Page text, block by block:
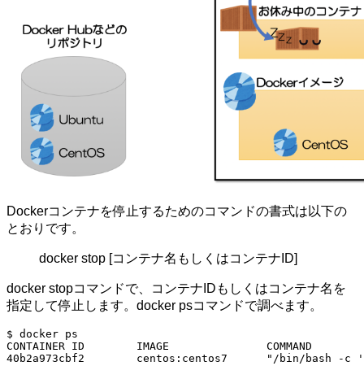
Dockerコンテナを停止するためのコマンドの書式は以下の
とおりです。
docker stop [コンテナ名もしくはコンテナID]
docker stopコマンドで、コンテナIDもしくはコンテナ名を
指定して停止します。docker psコマンドで調べます。
$ docker ps
CONTAINER ID        IMAGE               COMMAND
40b2a973cbf2        centos:centos7      "/bin/